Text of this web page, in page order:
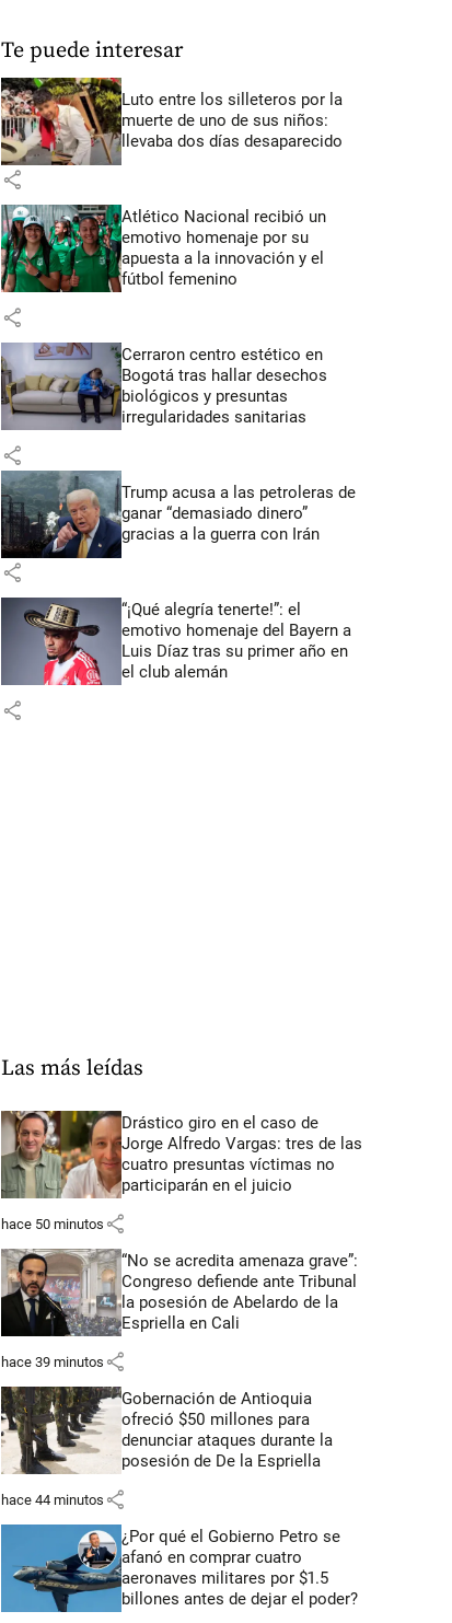
Te puede interesar
Luto entre los silleteros por la
muerte de uno de sus niños:
llevaba dos días desaparecido
share
Atlético Nacional recibió un
emotivo homenaje por su
apuesta a la innovación y el
fútbol femenino
share
Cerraron centro estético en
Bogotá tras hallar desechos
biológicos y presuntas
irregularidades sanitarias
share
Trump acusa a las petroleras de
ganar “demasiado dinero”
gracias a la guerra con Irán
share
“¡Qué alegría tenerte!”: el
emotivo homenaje del Bayern a
Luis Díaz tras su primer año en
el club alemán
share
Las más leídas
Drástico giro en el caso de
Jorge Alfredo Vargas: tres de las
cuatro presuntas víctimas no
participarán en el juicio
hace 50 minutos share
“No se acredita amenaza grave”:
Congreso defiende ante Tribunal
la posesión de Abelardo de la
Espriella en Cali
hace 39 minutos share
Gobernación de Antioquia
ofreció $50 millones para
denunciar ataques durante la
posesión de De la Espriella
hace 44 minutos share
¿Por qué el Gobierno Petro se
afanó en comprar cuatro
aeronaves militares por $1.5
billones antes de dejar el poder?